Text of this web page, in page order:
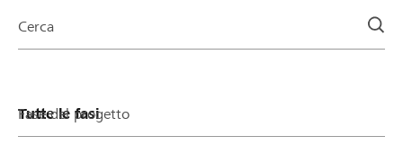
della
Cerca
Fase del progetto